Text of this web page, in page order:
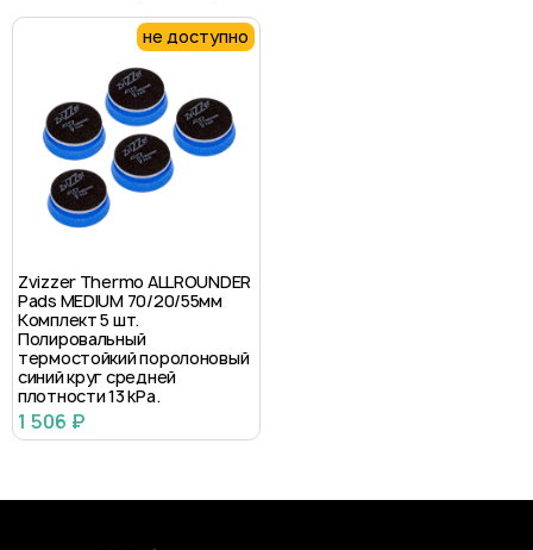
не доступно
Zvizzer Thermo ALLROUNDER
Pads MEDIUM 70/20/55мм
Комплект 5 шт.
Полировальный
термостойкий поролоновый
синий круг средней
плотности 13 kPa.
1 506 ₽